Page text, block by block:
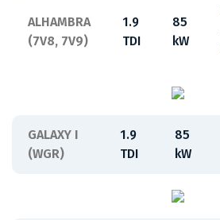
ALHAMBRA
(7V8, 7V9)
1.9
TDI
85
kW
GALAXY I
(WGR)
1.9
TDI
85
kW